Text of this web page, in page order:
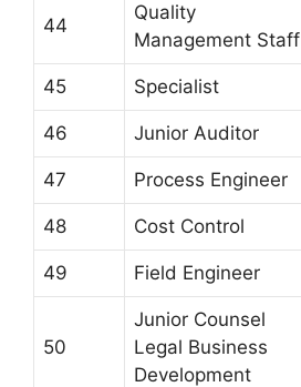
44
Quality
Management Staff
45 Specialist
46 Junior Auditor
47 Process Engineer
48 Cost Control
49 Field Engineer
50
Junior Counsel
Legal Business
Development